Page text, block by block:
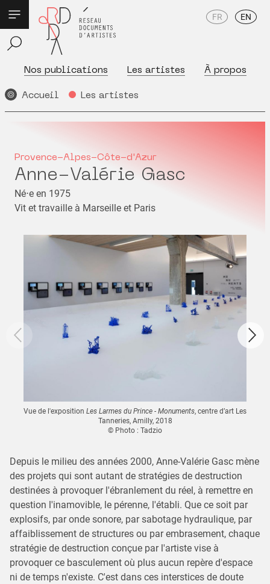
Nos publications Les artistes À propos
FR EN
Accueil Les artistes
Provence-Alpes-Côte-d'Azur
Anne-Valérie Gasc
Né⋅e en 1975
Vit et travaille à Marseille et Paris
Vue de l'exposition Les Larmes du Prince - Monuments, centre d’art Les
Tanneries, Amilly, 2018
© Photo : Tadzio
Depuis le milieu des années 2000, Anne-Valérie Gasc mène
des projets qui sont autant de stratégies de destruction
destinées à provoquer l'ébranlement du réel, à remettre en
question l'inamovible, le pérenne, l'établi. Que ce soit par
explosifs, par onde sonore, par sabotage hydraulique, par
affaiblissement de structures ou par embrasement, chaque
stratégie de destruction conçue par l'artiste vise à
provoquer ce basculement où plus aucun repère d'espace
ni de temps n'existe. C'est dans ces interstices de doute